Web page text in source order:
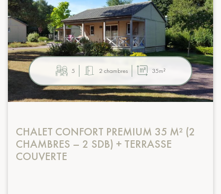
5 2 chambres 35m²
CHALET CONFORT PREMIUM 35 M² (2
CHAMBRES – 2 SDB) + TERRASSE
COUVERTE